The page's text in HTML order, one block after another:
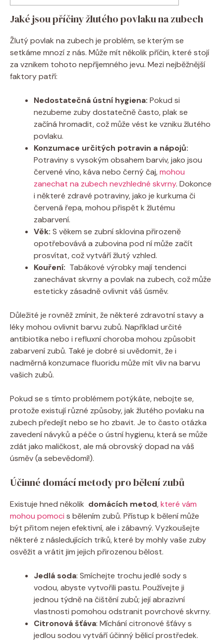
Jaké jsou příčiny žlutého povlaku na zubech
Žlutý povlak na zubech je​ problém, se kterým se
setkáme mnozí z nás. Může mít ​několik příčin, které stojí
za vznikem tohoto nepříjemného jevu. ⁣Mezi nejběžnější
faktory patří:
Nedostatečná ústní ​hygiena: Pokud si
⁣nezubeme zuby dostatečně často, plak se
⁢začíná hromadit, což může vést ke vzniku žlutého
povlaku.
Konzumace určitých potravin a nápojů:
Potraviny⁤ s vysokým obsahem barviv, jako jsou
červené víno, káva nebo černý čaj,mohou
zanechat na zubech nevzhledné skvrny. Dokonce
‌i některé‍ zdravé potraviny, jako je⁣ kurkuma či
⁣červená řepa, mohou přispět k žlutému
zabarvení.
Věk: S věkem se zubní sklovina přirozeně
opotřebovává a zubovina pod ní může začít
⁢prosvítat, což‌ vytváří žlutý vzhled.
Kouření: ⁢ Tabákové výrobky mají tendenci
zanechávat skvrny a ⁤povlak na zubech, což může
esteticky zásadně⁣ ovlivnit váš úsměv.
Důležité je ⁢rovněž zmínit, že‍ některé‌ zdravotní stavy a
⁣léky ⁢mohou ovlivnit barvu zubů. Například určité
antibiotika ⁣nebo i refluxní choroba mohou ⁣způsobit
zabarvení ⁢zubů. Také je dobré‌ si uvědomit, že i
nadměrná‌ konzumace fluoridu může mít vliv na barvu
vašich zubů.
Pokud se s tímto problémem potýkáte, nebojte se,
protože⁤ existují různé způsoby, jak žlutého ⁢povlaku na
zubech předejít nebo se ho zbavit. Je to často‌ otázka⁢
zavedení návyků a péče ‍o ústní hygienu,‌ která se může
zdát jako maličkost, ⁣ale má ‍obrovský dopad na ​váš
úsměv‌ (a sebevědomí!).
Účinné domácí ​metody pro bělení zubů
Existuje hned několik ‍ domácích metod,⁤které vám
mohou pomoci s bělením zubů. Přístup k bělení⁤ může
být přitom nejen efektivní, ale i zábavný. Vyzkoušejte
některé z následujících triků, které by mohly ‌vaše ​zuby
⁣osvěžit a vrátit jim jejich přirozenou bělost.
Jedlá soda: Smíchejte trochu jedlé sody s
‍vodou,⁤ abyste⁣ vytvořili pastu. Používejte ji
jednou ‍týdně⁢ na čištění zubů; její ‍abrazivní
vlastnosti pomohou odstranit povrchové ⁣skvrny.
Citronová šťáva:‍ Míchání citronové šťávy s
jedlou ​sodou ⁢vytváří účinný bělicí prostředek.